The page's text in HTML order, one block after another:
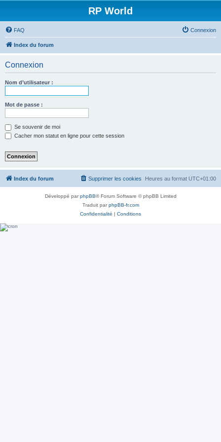
RP World
FAQ Connexion
Index du forum
Connexion
Nom d’utilisateur :
Mot de passe :
Se souvenir de moi
Cacher mon statut en ligne pour cette session
Index du forum Heures au format UTC+01:00
Supprimer les cookies
Développé parphpBB® Forum Software © phpBB Limited
Traduit parphpBB-fr.com
Confidentialité | Conditions